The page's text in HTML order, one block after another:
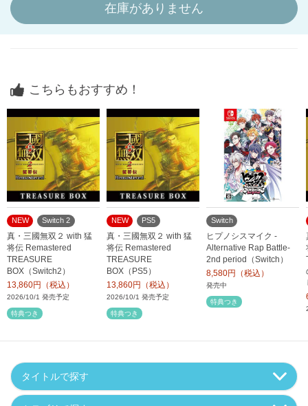
在庫がありません
こちらもおすすめ！
NEW Switch 2
真・三國無双２ with 猛
将伝 Remastered
TREASURE
BOX（Switch2）
13,860円（税込）
2026/10/1 発売予定
特典つき
NEW PS5
真・三國無双２ with 猛
将伝 Remastered
TREASURE
BOX（PS5）
13,860円（税込）
2026/10/1 発売予定
特典つき
Switch
ヒプノシスマイク -
Alternative Rap Battle-
2nd period（Switch）
8,580円（税込）
発売中
特典つき
タイトルで探す